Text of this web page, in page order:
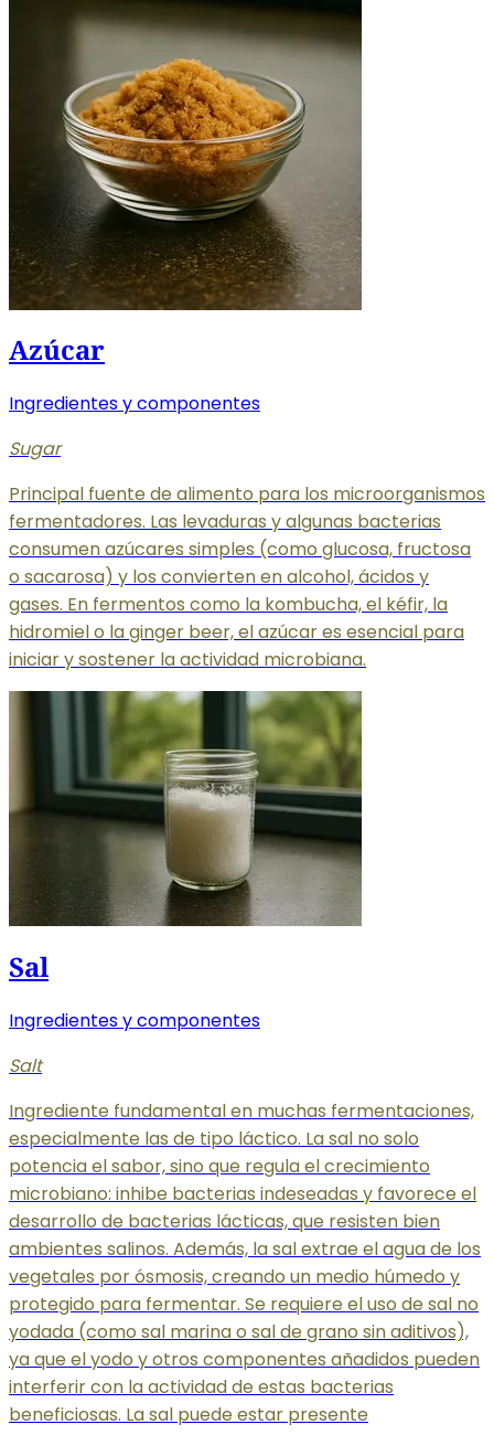
Azúcar
Ingredientes y componentes
Sugar
Principal fuente de alimento para los microorganismos
fermentadores. Las levaduras y algunas bacterias
consumen azúcares simples (como glucosa, fructosa
o sacarosa) y los convierten en alcohol, ácidos y
gases. En fermentos como la kombucha, el kéfir, la
hidromiel o la ginger beer, el azúcar es esencial para
iniciar y sostener la actividad microbiana.
Sal
Ingredientes y componentes
Salt
Ingrediente fundamental en muchas fermentaciones,
especialmente las de tipo láctico. La sal no solo
potencia el sabor, sino que regula el crecimiento
microbiano: inhibe bacterias indeseadas y favorece el
desarrollo de bacterias lácticas, que resisten bien
ambientes salinos. Además, la sal extrae el agua de los
vegetales por ósmosis, creando un medio húmedo y
protegido para fermentar. Se requiere el uso de sal no
yodada (como sal marina o sal de grano sin aditivos),
ya que el yodo y otros componentes añadidos pueden
interferir con la actividad de estas bacterias
beneficiosas. La sal puede estar presente